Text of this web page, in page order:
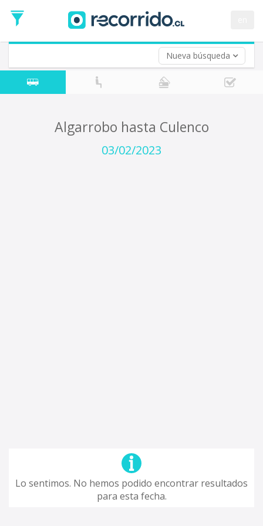
Nueva búsqueda
de
Ida
Vuelta (opcional)
Fecha
de
Algarrobo hasta Culenco
03/02/2023
Lo sentimos. No hemos podido encontrar resultados
para esta fecha.